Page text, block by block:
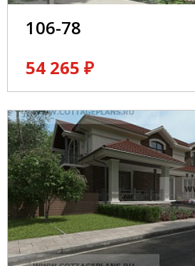
106-78
54 265 ₽